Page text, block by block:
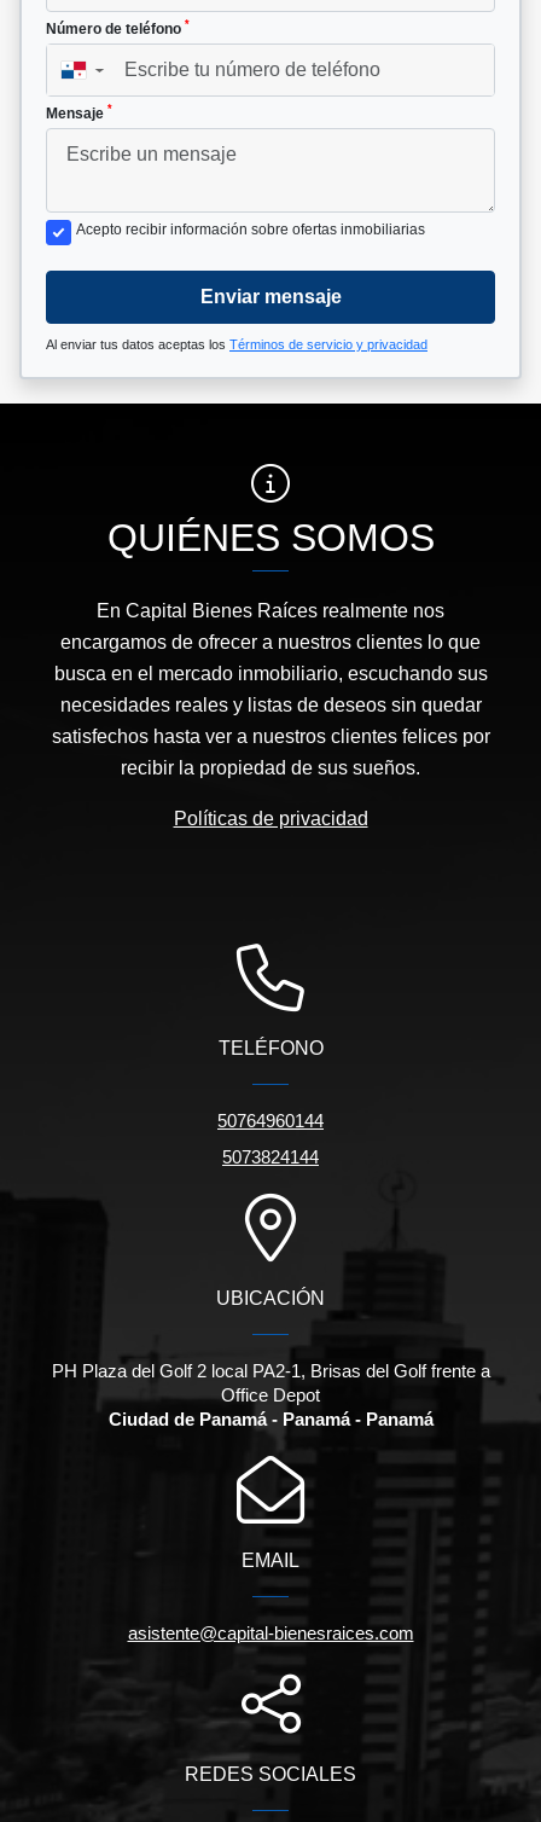
Número de teléfono *
▼
Mensaje *
Acepto recibir información sobre ofertas inmobiliarias
Enviar mensaje
Al enviar tus datos aceptas los Términos de servicio y privacidad
QUIÉNES SOMOS
En Capital Bienes Raíces realmente nos
encargamos de ofrecer a nuestros clientes lo que
busca en el mercado inmobiliario, escuchando sus
necesidades reales y listas de deseos sin quedar
satisfechos hasta ver a nuestros clientes felices por
recibir la propiedad de sus sueños.
Políticas de privacidad
TELÉFONO
50764960144
5073824144
UBICACIÓN
PH Plaza del Golf 2 local PA2-1, Brisas del Golf frente a
Office Depot
Ciudad de Panamá - Panamá - Panamá
EMAIL
asistente@capital-bienesraices.com
REDES SOCIALES